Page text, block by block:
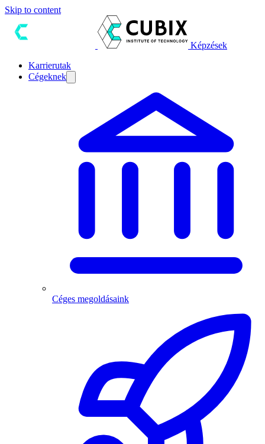
Skip to content
Képzések
Karrierutak
Cégeknek
Céges megoldásaink